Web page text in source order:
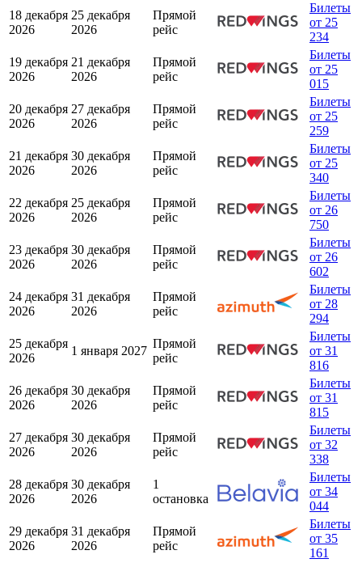
18 декабря
2026
25 декабря
2026
Прямой
рейс
Билеты
от 25
234
19 декабря
2026
21 декабря
2026
Прямой
рейс
Билеты
от 25
015
20 декабря
2026
27 декабря
2026
Прямой
рейс
Билеты
от 25
259
21 декабря
2026
30 декабря
2026
Прямой
рейс
Билеты
от 25
340
22 декабря
2026
25 декабря
2026
Прямой
рейс
Билеты
от 26
750
23 декабря
2026
30 декабря
2026
Прямой
рейс
Билеты
от 26
602
24 декабря
2026
31 декабря
2026
Прямой
рейс
Билеты
от 28
294
25 декабря
2026
1 января 2027
Прямой
рейс
Билеты
от 31
816
26 декабря
2026
30 декабря
2026
Прямой
рейс
Билеты
от 31
815
27 декабря
2026
30 декабря
2026
Прямой
рейс
Билеты
от 32
338
28 декабря
2026
30 декабря
2026
1
остановка
Билеты
от 34
044
29 декабря
2026
31 декабря
2026
Прямой
рейс
Билеты
от 35
161